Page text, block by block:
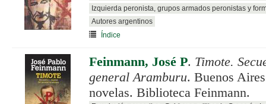
Izquierda peronista, grupos armados peronistas y
Autores argentinos
Índice
Feinmann, José P. Timote.
general Aramburu. Buenos
novelas. Biblioteca Feinmann.